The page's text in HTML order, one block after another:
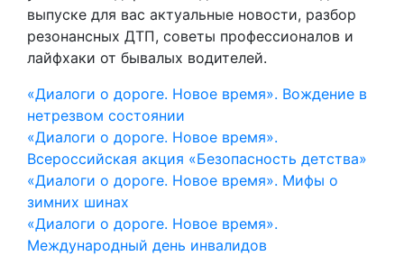
выпуске для вас актуальные новости, разбор
резонансных ДТП, советы профессионалов и
лайфхаки от бывалых водителей.
«Диалоги о дороге. Новое время». Вождение в
нетрезвом состоянии
«Диалоги о дороге. Новое время».
Всероссийская акция «Безопасность детства»
«Диалоги о дороге. Новое время». Мифы о
зимних шинах
«Диалоги о дороге. Новое время».
Международный день инвалидов